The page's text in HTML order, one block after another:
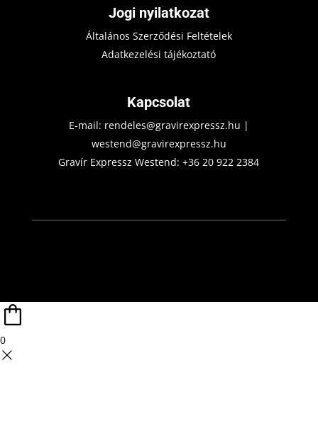
Jogi nyilatkozat
Általános Szerződési Feltételek
Adatkezelési tájékoztató
Kapcsolat
E-mail: rendeles@gravirexpressz.hu |
westend@gravirexpressz.hu
Gravír Expressz Westend:+36 20 922 2384
0